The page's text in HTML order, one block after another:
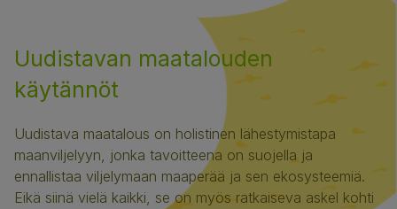
Uudistavan maatalouden
käytännöt
Uudistava maatalous on holistinen lähestymistapa
maanviljelyyn, jonka tavoitteena on suojella ja
ennallistaa viljelymaan maaperää ja sen ekosysteemiä.
Eikä siinä vielä kaikki, se on myös ratkaiseva askel kohti